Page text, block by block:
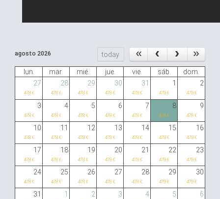
agosto 2026 today
lun. mar. mié. jue. vie. sáb.
dom.
27
28 29 30 31 1 2
478 € 478 € 478 € 478 € 478 € 478 € 478 €
3 4 5 6 7 8 9
478 € 478 € 478 € 478 € 478 € 478 € 478 €
10 11 12 13 14 15 16
478 € 478 € 478 € 478 € 478 € 478 € 478 €
17 18 19 20 21 22 23
478 € 478 € 478 € 478 € 478 € 478 € 478 €
24 25 26 27 28 29 30
478 € 478 € 478 € 478 € 478 € 478 € 478 €
31 1 2 3 4 5 6